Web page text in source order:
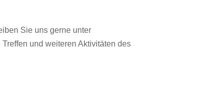
Sie uns gerne unter
und weiteren Aktivitäten des